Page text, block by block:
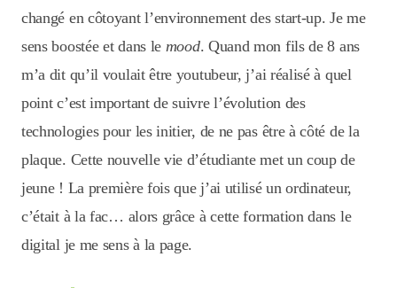
changé en côtoyant l’environnement des start-up. Je me
sens boostée et dans le mood. Quand mon fils de 8 ans
m’a dit qu’il voulait être youtubeur, j’ai réalisé à quel
point c’est important de suivre l’évolution des
technologies pour les initier, de ne pas être à côté de la
plaque. Cette nouvelle vie d’étudiante met un coup de
jeune ! La première fois que j’ai utilisé un ordinateur,
c’était à la fac… alors grâce à cette formation dans le
digital je me sens à la page.